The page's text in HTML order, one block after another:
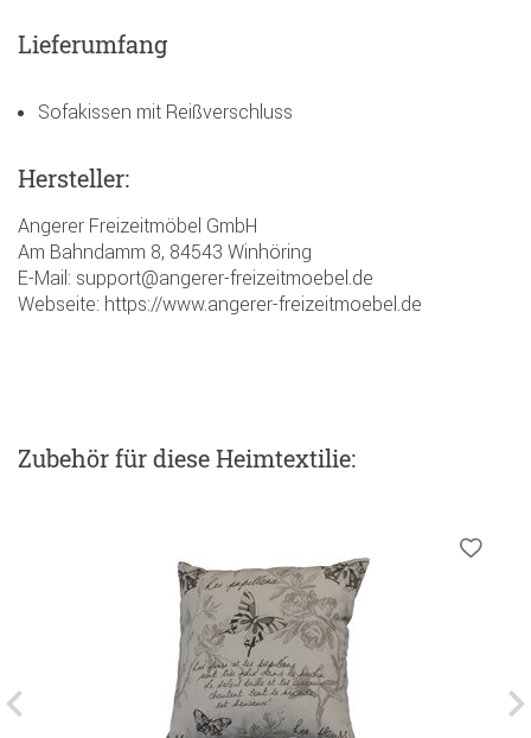
Lieferumfang
Sofakissen mit Reißverschluss
Hersteller:
Angerer Freizeitmöbel GmbH
Am Bahndamm 8, 84543 Winhöring
E-Mail: support@angerer-freizeitmoebel.de
Webseite: https://www.angerer-freizeitmoebel.de
Zubehörfür diese Heimtextilie: